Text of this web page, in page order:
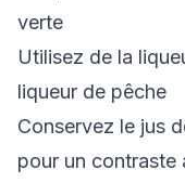
verte
Utilisez de la
liqueur de pêche
Conservez le jus
pour un contraste